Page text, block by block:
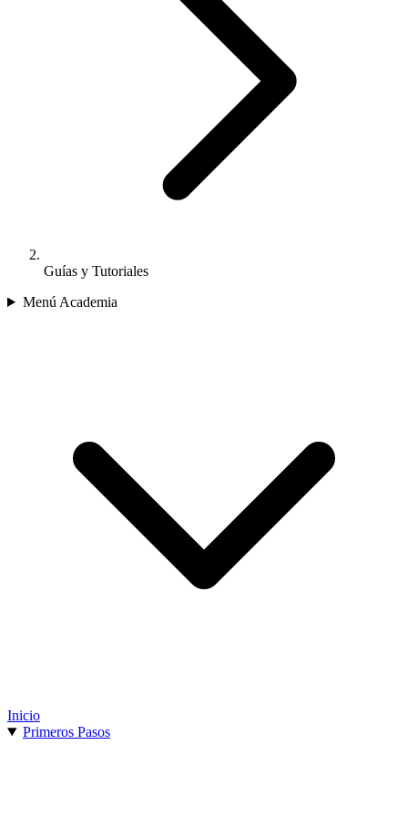
Guías y Tutoriales
Menú Academia
Inicio
Primeros Pasos